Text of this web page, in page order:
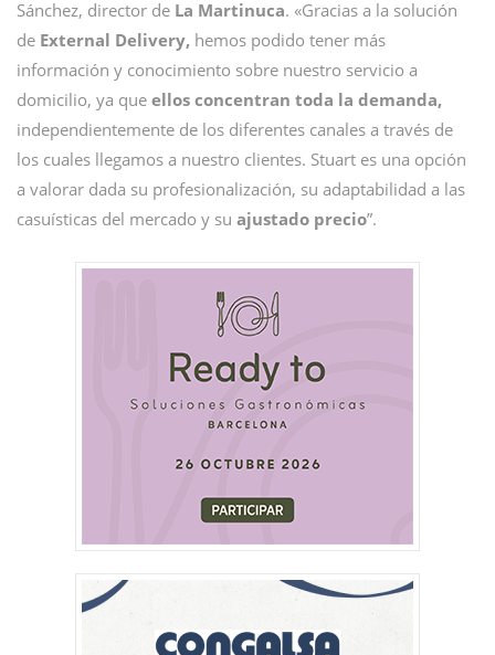
Sánchez, director de La Martinuca. «Gracias a la solución
de External Delivery, hemos podido tener más
información y conocimiento sobre nuestro servicio a
domicilio, ya que ellos concentran toda la demanda,
independientemente de los diferentes canales a través de
los cuales llegamos a nuestro clientes. Stuart es una opción
a valorar dada su profesionalización, su adaptabilidad a las
casuísticas del mercado y su ajustado precio”.